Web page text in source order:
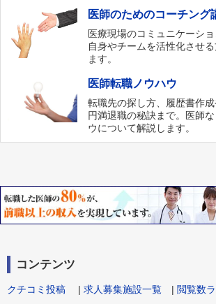
医師のためのコーチング
医療現場のコミュニケーシ
自身やチームを活性化させ
ます。
医師転職ノウハウ
転職先の探し方、履歴書作成
円満退職の秘訣まで。医師
ウについて解説します。
コンテンツ
クチコミ投稿 | 求人募集施設一覧 | 閲覧数